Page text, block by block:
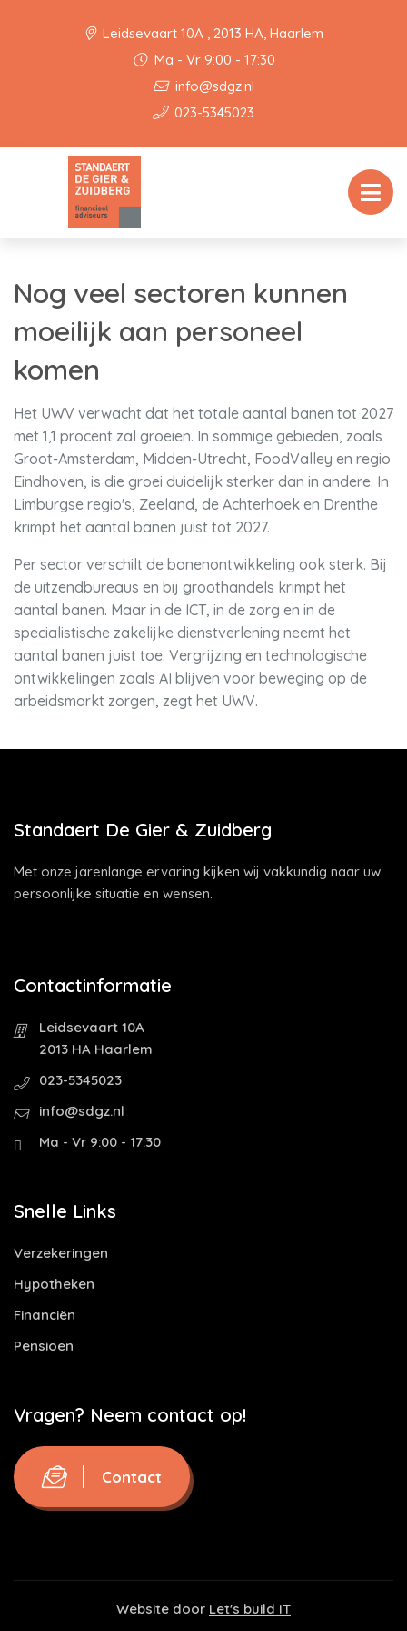
Leidsevaart 10A , 2013 HA, Haarlem
Ma - Vr 9:00 - 17:30
info@sdgz.nl
023-5345023
Nog veel sectoren kunnen
moeilijk aan personeel
komen
Het UWV verwacht dat het totale aantal banen tot 2027
met 1,1 procent zal groeien. In sommige gebieden, zoals
Groot-Amsterdam, Midden-Utrecht, FoodValley en regio
Eindhoven, is die groei duidelijk sterker dan in andere. In
Limburgse regio's, Zeeland, de Achterhoek en Drenthe
krimpt het aantal banen juist tot 2027.
Per sector verschilt de banenontwikkeling ook sterk. Bij
de uitzendbureaus en bij groothandels krimpt het
aantal banen. Maar in de ICT, in de zorg en in de
specialistische zakelijke dienstverlening neemt het
aantal banen juist toe. Vergrijzing en technologische
ontwikkelingen zoals AI blijven voor beweging op de
arbeidsmarkt zorgen, zegt het UWV.
Standaert De Gier & Zuidberg
Met onze jarenlange ervaring kijken wij vakkundig naar uw
persoonlijke situatie en wensen.
Contactinformatie
Leidsevaart 10A
2013 HA Haarlem
023-5345023
info@sdgz.nl
Ma - Vr 9:00 - 17:30
Snelle Links
Verzekeringen
Hypotheken
Financiën
Pensioen
Vragen? Neem contact op!
Contact
Website door Let's build IT